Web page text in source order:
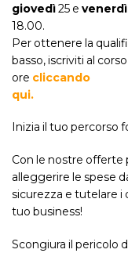
giovedì25 e venerdì
18.00.
Per ottenere la
basso, iscriviti al
ore cliccando
qui.
Inizia il tuo percorso
Con le nostre offerte
alleggerire le spese
sicurezza e tutelare
tuo business!
Scongiura il pericolo